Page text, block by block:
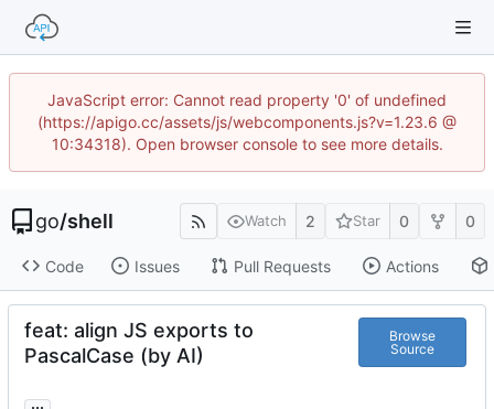
JavaScript error: Cannot read property '0' of undefined
(https://apigo.cc/assets/js/webcomponents.js?v=1.23.6 @
10:34318). Open browser console to see more details.
go/shell Watch 2 Star 0 0
Code Issues Pull Requests Actions
feat: align JS exports to
PascalCase (by AI)
Browse
Source
...